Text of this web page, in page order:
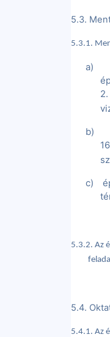
5.3.
5.3.1.
a)
b)
c)
5.3.2. Az
5.4.
5.4.1. Az